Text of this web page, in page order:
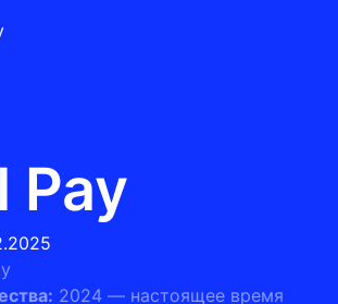
Pay
2024 — настоящее время